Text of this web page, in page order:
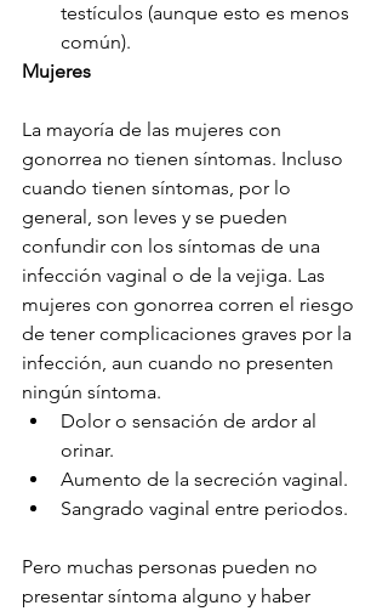
testículos (aunque esto es menos
común).
Mujeres
La mayoría de las mujeres con
gonorrea no tienen síntomas. Incluso
cuando tienen síntomas, por lo
general, son leves y se pueden
confundir con los síntomas de una
infección vaginal o de la vejiga. Las
mujeres con gonorrea corren el riesgo
de tener complicaciones graves por la
infección, aun cuando no presenten
ningún síntoma.
Dolor o sensación de ardor al
orinar.
Aumento de la secreción vaginal.
Sangrado vaginal entre periodos.
Pero muchas personas pueden no
presentar síntoma alguno y haber